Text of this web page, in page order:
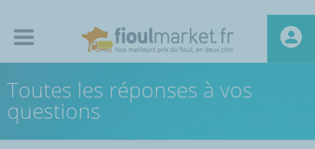
Toutes les réponses à vos
questions